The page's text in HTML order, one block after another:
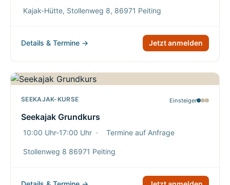
Kajak-Hütte, Stollenweg 8, 86971 Peiting
Details & Termine → Jetzt anmelden
SEEKAJAK-KURSE Einsteiger
Seekajak Grundkurs
10:00 Uhr-17:00 Uhr · Termine auf Anfrage
Stollenweg 8 86971 Peiting